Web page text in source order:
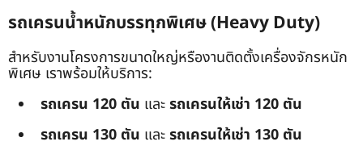
รถเครนน้ำหนักบรรทุกพิเศษ (Heavy Duty)
สำหรับงานโครงการขนาดใหญ่หรืองานติดตั้งเครื่องจักรหนัก
พิเศษ เราพร้อมให้บริการ:
รถเครน 120 ตัน และรถเครนให้เช่า 120 ตัน
รถเครน 130 ตัน และรถเครนให้เช่า 130 ตัน